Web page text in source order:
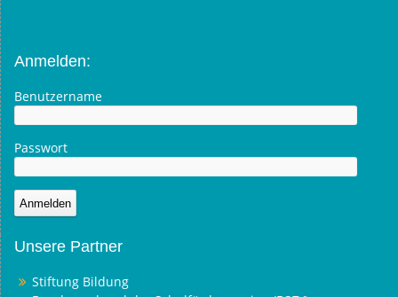
Anmelden:
Benutzername
Passwort
Unsere Partner
Stiftung Bildung